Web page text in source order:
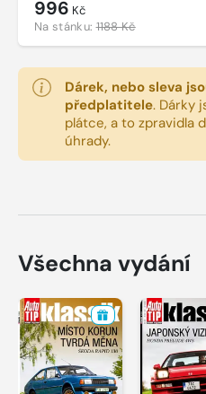
996 Kč
Na stánku:1188 Kč
Dárek, nebo sleva
předplatitele. Dárky
plátce, a to zpravidla
úhrady.
Všechna vydání